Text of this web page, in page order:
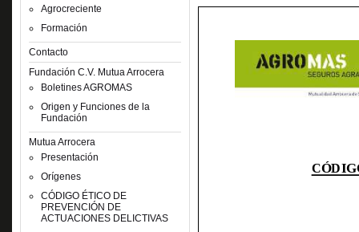
Agrocreciente
Formación
Contacto
Fundación C.V. Mutua Arrocera
Boletines AGROMAS
Origen y Funciones de la
Fundación
Mutua Arrocera
Presentación
Orígenes
CÓDIGO ÉTICO DE
PREVENCIÓN DE
ACTUACIONES DELICTIVAS